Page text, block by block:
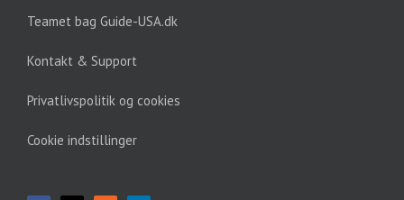
Teamet bag Guide-USA.dk
Kontakt & Support
Privatlivspolitik og cookies
Cookie indstillinger